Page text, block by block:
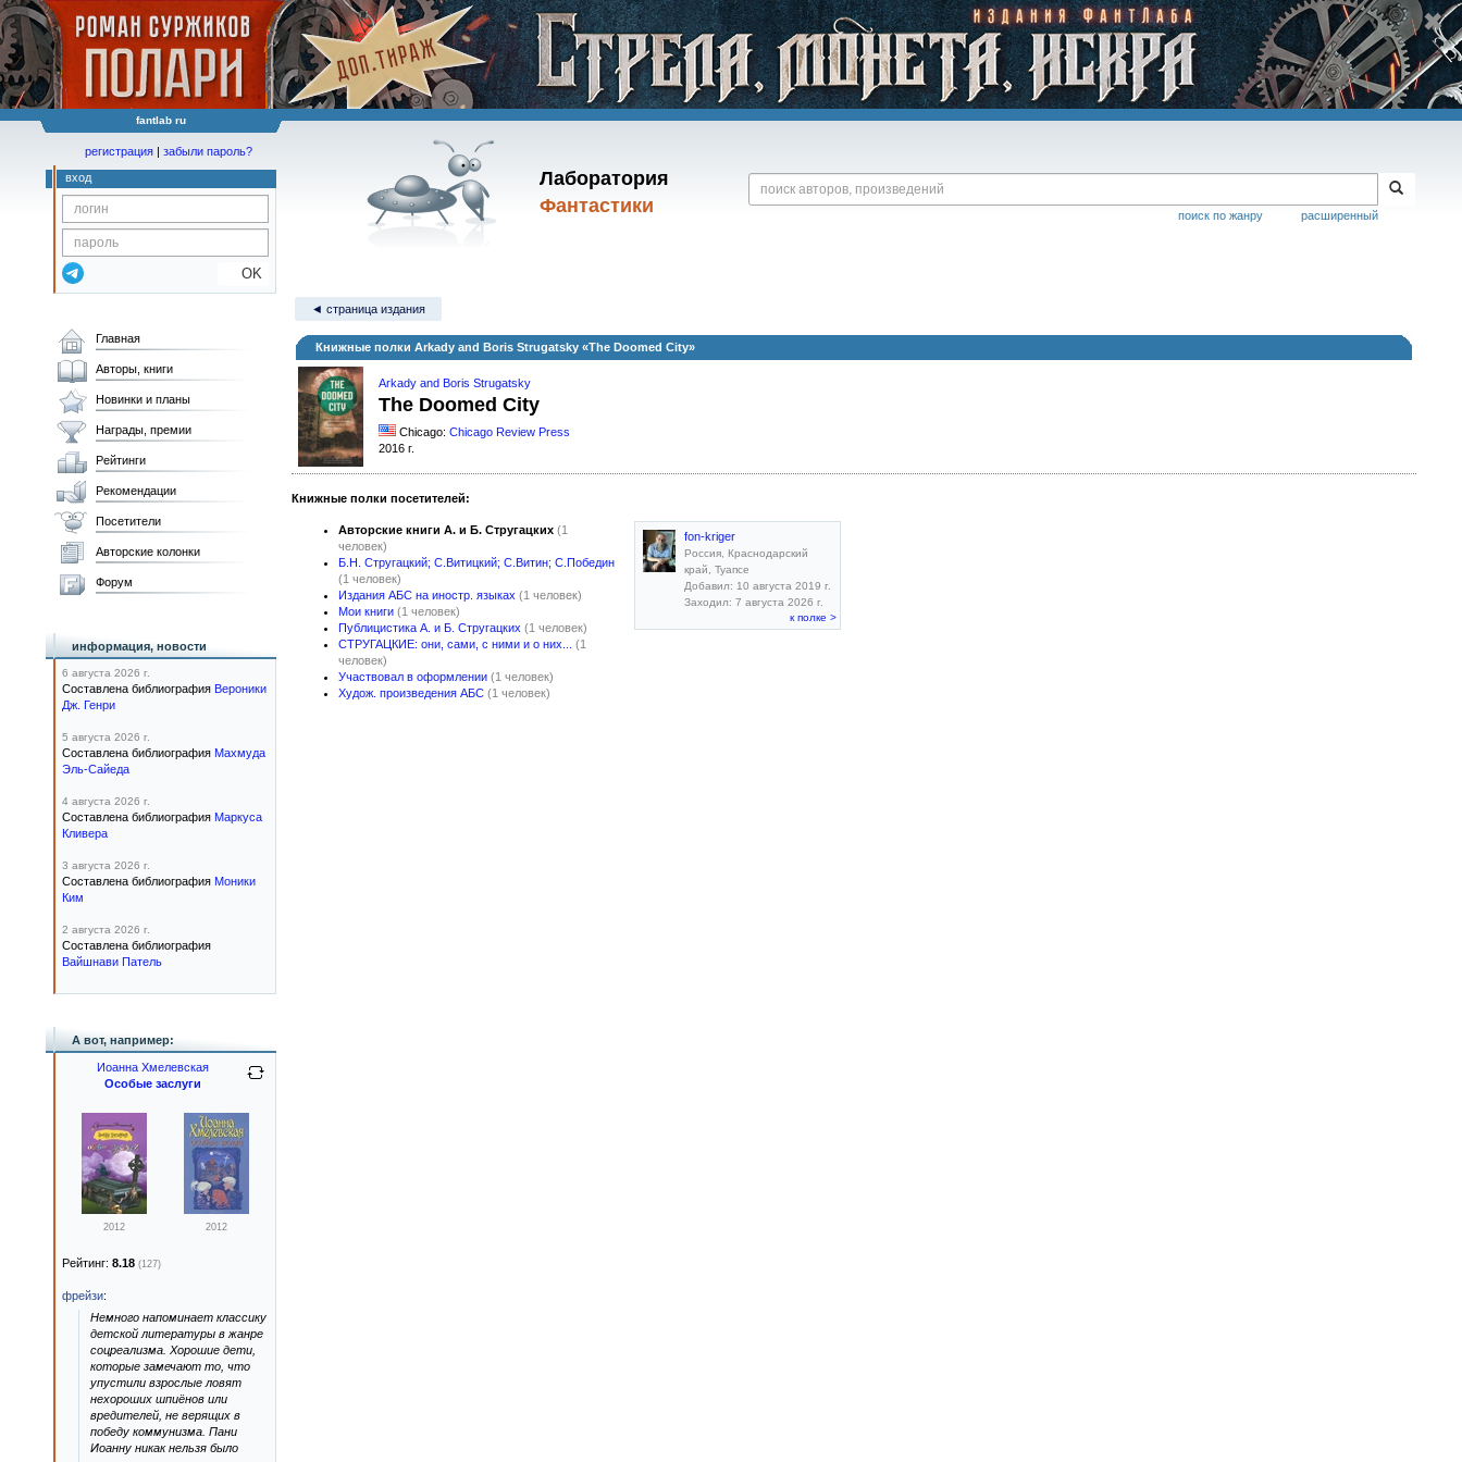
fantlab ru
Лаборатория
Фантастики
расширенный
поиск по жанру
регистрация | забыли пароль?
вход
OK
◄ страница издания
Книжные полки Arkady and Boris Strugatsky «The Doomed City»
Arkady and Boris Strugatsky
The Doomed City
Chicago: Chicago Review Press
2016 г.
Книжные полки посетителей:
Авторские книги А. и Б. Стругацких (1
человек)
Б.Н. Стругацкий; С.Витицкий; С.Витин; С.Победин
(1 человек)
Издания АБС на иностр. языках (1 человек)
Мои книги (1 человек)
Публицистика А. и Б. Стругацких (1 человек)
СТРУГАЦКИЕ: они, сами, с ними и о них...
(1
человек)
Участвовал в оформлении (1 человек)
Худож. произведения АБС (1 человек)
fon-kriger
Россия, Краснодарский
край, Туапсе
Добавил: 10 августа 2019 г.
Заходил: 7 августа 2026 г.
к полке >
Главная
Авторы, книги
Новинки и планы
Награды, премии
Рейтинги
Рекомендации
Посетители
Авторские колонки
Форум
информация, новости
6 августа 2026 г.
Составлена библиография Вероники
Дж. Генри
5 августа 2026 г.
Составлена библиография Махмуда
Эль-Сайеда
4 августа 2026 г.
Составлена библиография Маркуса
Кливера
3 августа 2026 г.
Составлена библиография Моники
Ким
2 августа 2026 г.
Составлена библиография
Вайшнави Патель
А вот, например:
Иоанна Хмелевская
Особые заслуги
2012 2012
Рейтинг: 8.18 (127)
фрейзи:
Немного напоминает классику
детской литературы в жанре
соцреализма. Хорошие дети,
которые замечают то, что
упустили взрослые ловят
нехороших шпиёнов или
вредителей, не верящих в
победу коммунизма. Пани
Иоанну никак нельзя было